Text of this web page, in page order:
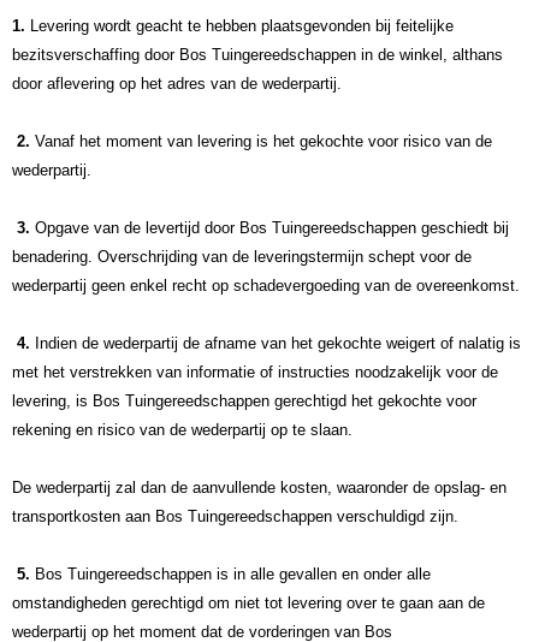
1. Levering wordt geacht te hebben plaatsgevonden bij feitelijke
bezitsverschaffing door Bos Tuingereedschappen in de winkel, althans
door aflevering op het adres van de wederpartij.
2. Vanaf het moment van levering is het gekochte voor risico van de
wederpartij.
3. Opgave van de levertijd door Bos Tuingereedschappen geschiedt bij
benadering. Overschrijding van de leveringstermijn schept voor de
wederpartij geen enkel recht op schadevergoeding van de overeenkomst.
4. Indien de wederpartij de afname van het gekochte weigert of nalatig is
met het verstrekken van informatie of instructies noodzakelijk voor de
levering, is Bos Tuingereedschappen gerechtigd het gekochte voor
rekening en risico van de wederpartij op te slaan.
De wederpartij zal dan de aanvullende kosten, waaronder de opslag- en
transportkosten aan Bos Tuingereedschappen verschuldigd zijn.
5. Bos Tuingereedschappen is in alle gevallen en onder alle
omstandigheden gerechtigd om niet tot levering over te gaan aan de
wederpartij op het moment dat de vorderingen van Bos